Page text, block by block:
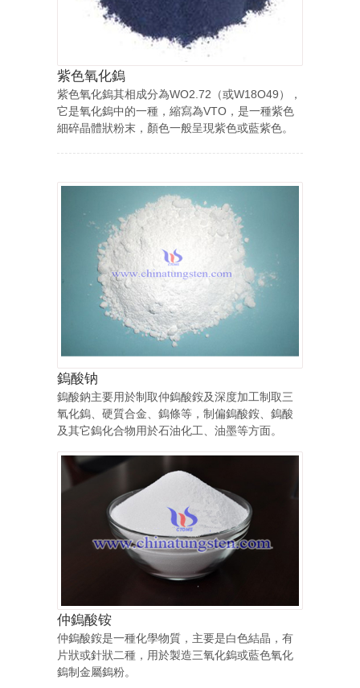
紫色氧化鎢
紫色氧化鎢其相成分為WO2.72（或W18O49），
它是氧化鎢中的一種，縮寫為VTO，是一種紫色
細碎晶體狀粉末，顏色一般呈現紫色或藍紫色。
鎢酸钠
鎢酸鈉主要用於制取仲鎢酸銨及深度加工制取三
氧化鎢、硬質合金、鎢條等，制偏鎢酸銨、鎢酸
及其它鎢化合物用於石油化工、油墨等方面。
仲鎢酸铵
仲鎢酸銨是一種化學物質，主要是白色結晶，有
片狀或針狀二種，用於製造三氧化鎢或藍色氧化
鎢制金屬鎢粉。